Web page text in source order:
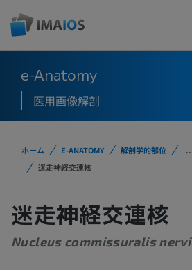
e-Anatomy
医用画像解剖
ホーム E-ANATOMY 解剖学的部位
迷走神経交連核
迷走神経交連核
Nucleus commissuralis